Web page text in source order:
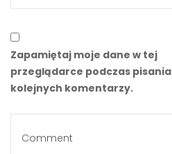
Zapamiętaj moje dane w tej
przeglądarce podczas pisania
kolejnych komentarzy.